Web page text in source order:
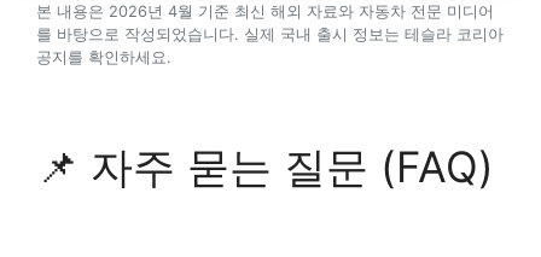
본 내용은 2026년 4월 기준 최신 해외 자료와 자동차 전문 미디어
를 바탕으로 작성되었습니다. 실제 국내 출시 정보는 테슬라 코리아
공지를 확인하세요.
📌 자주 묻는 질문 (FAQ)